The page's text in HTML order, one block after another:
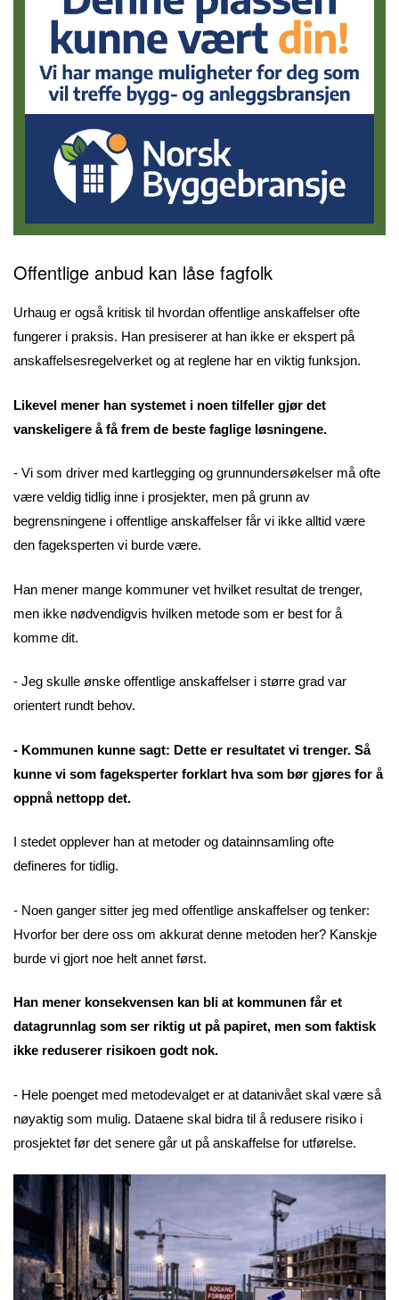
Offentlige anbud kan låse fagfolk
Urhaug er også kritisk til hvordan offentlige anskaffelser ofte
fungerer i praksis. Han presiserer at han ikke er ekspert på
anskaffelsesregelverket og at reglene har en viktig funksjon.
Likevel mener han systemet i noen tilfeller gjør det
vanskeligere å få frem de beste faglige løsningene.
- Vi som driver med kartlegging og grunnundersøkelser må ofte
være veldig tidlig inne i prosjekter, men på grunn av
begrensningene i offentlige anskaffelser får vi ikke alltid være
den fageksperten vi burde være.
Han mener mange kommuner vet hvilket resultat de trenger,
men ikke nødvendigvis hvilken metode som er best for å
komme dit.
- Jeg skulle ønske offentlige anskaffelser i større grad var
orientert rundt behov.
- Kommunen kunne sagt: Dette er resultatet vi trenger. Så
kunne vi som fageksperter forklart hva som bør gjøres for å
oppnå nettopp det.
I stedet opplever han at metoder og datainnsamling ofte
defineres for tidlig.
- Noen ganger sitter jeg med offentlige anskaffelser og tenker:
Hvorfor ber dere oss om akkurat denne metoden her? Kanskje
burde vi gjort noe helt annet først.
Han mener konsekvensen kan bli at kommunen får et
datagrunnlag som ser riktig ut på papiret, men som faktisk
ikke reduserer risikoen godt nok.
- Hele poenget med metodevalget er at datanivået skal være så
nøyaktig som mulig. Dataene skal bidra til å redusere risiko i
prosjektet før det senere går ut på anskaffelse for utførelse.